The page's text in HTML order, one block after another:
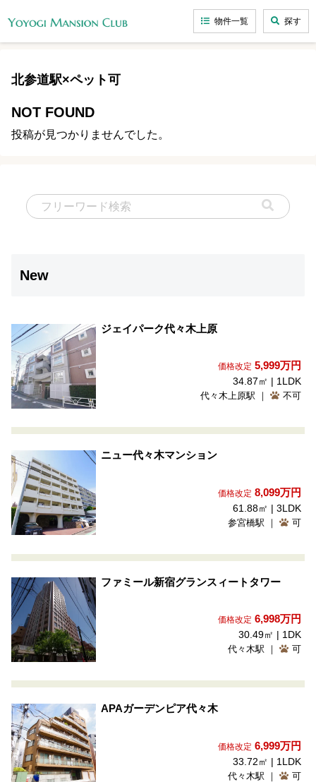
物件一覧 探す
北参道駅×ペット可
NOT FOUND
投稿が見つかりませんでした。
New
ジェイパーク代々木上原
価格改定 5,999万円
34.87㎡ | 1LDK
代々木上原駅 ｜ 不可
ニュー代々木マンション
価格改定 8,099万円
61.88㎡ | 3LDK
参宮橋駅 ｜ 可
ファミール新宿グランスィートタワー
価格改定 6,998万円
30.49㎡ | 1DK
代々木駅 ｜ 可
APAガーデンピア代々木
価格改定 6,999万円
33.72㎡ | 1LDK
代々木駅 ｜ 可